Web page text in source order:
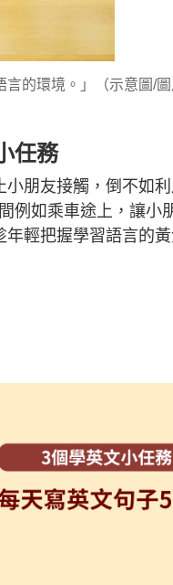
的環境。」（示意圖/圖
任務
朋友接觸，倒不如
例如乘車途上，讓小
輕把握學習語言的黃